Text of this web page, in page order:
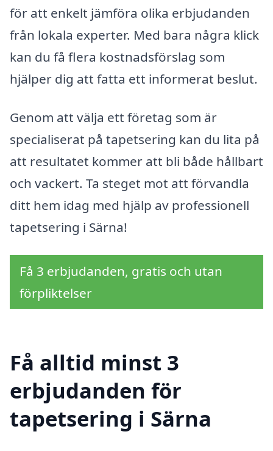
för att enkelt jämföra olika erbjudanden
från lokala experter. Med bara några klick
kan du få flera kostnadsförslag som
hjälper dig att fatta ett informerat beslut.
Genom att välja ett företag som är
specialiserat på tapetsering kan du lita på
att resultatet kommer att bli både hållbart
och vackert. Ta steget mot att förvandla
ditt hem idag med hjälp av professionell
tapetsering i Särna!
Få 3 erbjudanden, gratis och utan
förpliktelser
Få alltid minst 3
erbjudanden för
tapetsering i Särna